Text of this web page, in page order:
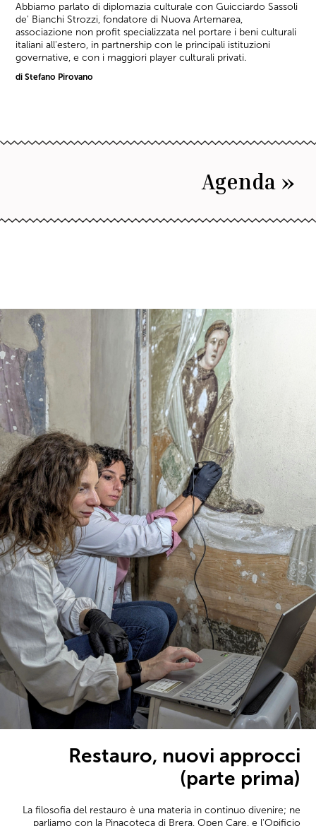
Abbiamo parlato di diplomazia culturale con Guicciardo Sassoli
de' Bianchi Strozzi, fondatore di Nuova Artemarea,
associazione non profit specializzata nel portare i beni culturali
italiani all'estero, in partnership con le principali istituzioni
governative, e con i maggiori player culturali privati.
di Stefano Pirovano
Agenda »
Restauro, nuovi approcci
(parte prima)
La filosofia del restauro è una materia in continuo divenire; ne
parliamo con la Pinacoteca di Brera, Open Care, e l'Opificio